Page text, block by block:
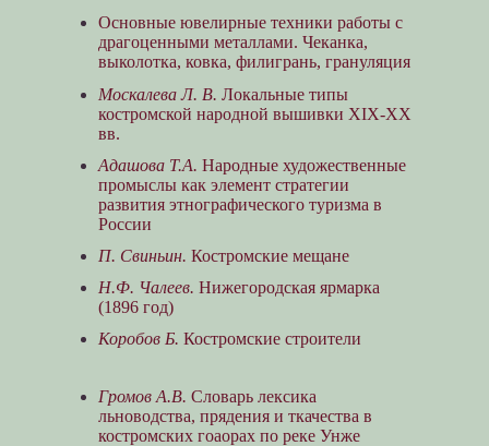
Основные ювелирные техники работы с
драгоценными металлами. Чеканка,
выколотка, ковка, филигрань, грануляция
Москалева Л. В. Локальные типы
костромской народной вышивки ХIХ-ХХ
вв.
Адашова Т.А. Народные художественные
промыслы как элемент стратегии
развития этнографического туризма в
России
П. Свиньин. Костромские мещане
Н.Ф. Чалеев. Нижегородская ярмарка
(1896 год)
Коробов Б. Костромские строители
Громов А.В. Словарь лексика
льноводства, прядения и ткачества в
костромских гоаорах по реке Унже